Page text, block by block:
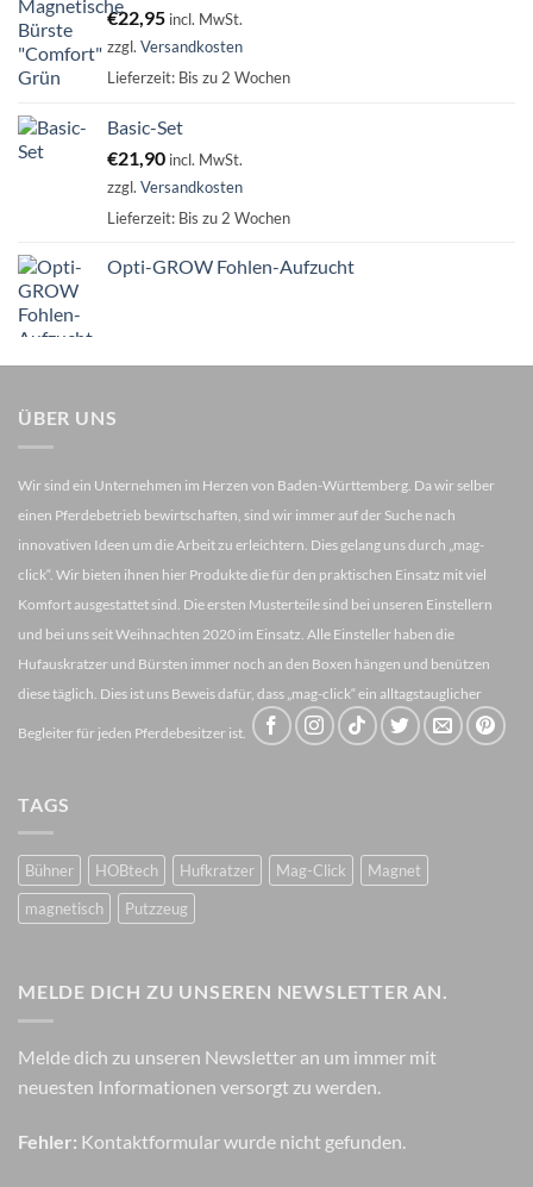
€22,95 incl. MwSt.
zzgl. Versandkosten
Lieferzeit: Bis zu 2 Wochen
Basic-Set
€21,90 incl. MwSt.
zzgl. Versandkosten
Lieferzeit: Bis zu 2 Wochen
Opti-GROW Fohlen-Aufzucht
ÜBER UNS
Wir sind ein Unternehmen im Herzen von Baden-Württemberg. Da wir selber
einen Pferdebetrieb bewirtschaften, sind wir immer auf der Suche nach
innovativen Ideen um die Arbeit zu erleichtern. Dies gelang uns durch „mag-
click“. Wir bieten ihnen hier Produkte die für den praktischen Einsatz mit viel
Komfort ausgestattet sind. Die ersten Musterteile sind bei unseren Einstellern
und bei uns seit Weihnachten 2020 im Einsatz. Alle Einsteller haben die
Hufauskratzer und Bürsten immer noch an den Boxen hängen und benützen
diese täglich. Dies ist uns Beweis dafür, dass „mag-click“ ein alltagstauglicher
Begleiter für jeden Pferdebesitzer ist.
TAGS
Bühner HOBtech Hufkratzer Mag-Click
Magnet
magnetisch
Putzzeug
MELDE DICH ZU UNSEREN NEWSLETTER AN.
Melde dich zu unseren Newsletter an um immer mit
neuesten Informationen versorgt zu werden.
Fehler: Kontaktformular wurde nicht gefunden.